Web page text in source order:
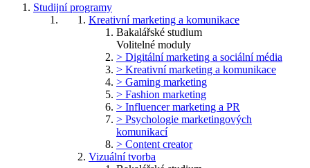
Studijní programy
Kreativní marketing a komunikace
Bakalářské studium
Volitelné moduly
> Digitální marketing a sociální média
> Kreativní marketing a komunikace
> Gaming marketing
> Fashion marketing
> Influencer marketing a PR
> Psychologie marketingových
komunikací
> Content creator
Vizuální tvorba